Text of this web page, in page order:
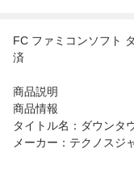
FC ファミコンソフト
済
商品説明
商品情報
タイトル名：ダウンタ
メーカー：テクノスジ